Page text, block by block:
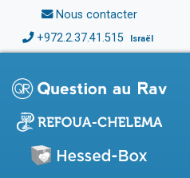
Nous contacter
+972.2.37.41.515 Israël